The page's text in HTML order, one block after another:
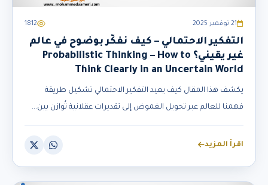
21 نوفمبر 2025 1812
التفكير الاحتمالي – كيف نفكّر بوضوح في عالم
غير يقيني؟ Probabilistic Thinking – How to
Think Clearly in an Uncertain World
يكشف هذا المقال كيف يعيد التفكير الاحتمالي تشكيل طريقة
فهمنا للعالم عبر تحويل الغموض إلى تقديرات عقلانية تُوازن بين...
اقرأ المزيد